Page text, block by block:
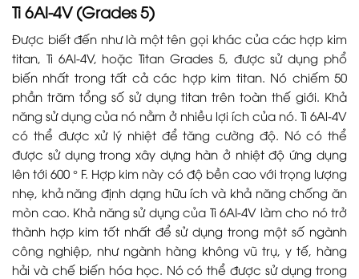
Ti 6Al-4V (Grades 5)
Được biết đến như là một tên gọi khác của các hợp kim
titan, Ti 6Al-4V, hoặc Titan Grades 5, được sử dụng phổ
biến nhất trong tất cả các hợp kim titan. Nó chiếm 50
phần trăm tổng số sử dụng titan trên toàn thế giới. Khả
năng sử dụng của nó nằm ở nhiều lợi ích của nó. Ti 6Al-4V
có thể được xử lý nhiệt để tăng cường độ. Nó có thể
được sử dụng trong xây dựng hàn ở nhiệt độ ứng dụng
lên tới 600 ° F. Hợp kim này có độ bền cao với trọng lượng
nhẹ, khả năng định dạng hữu ích và khả năng chống ăn
mòn cao. Khả năng sử dụng của Ti 6AI-4V làm cho nó trở
thành hợp kim tốt nhất để sử dụng trong một số ngành
công nghiệp, như ngành hàng không vũ trụ, y tế, hàng
hải và chế biến hóa học. Nó có thể được sử dụng trong